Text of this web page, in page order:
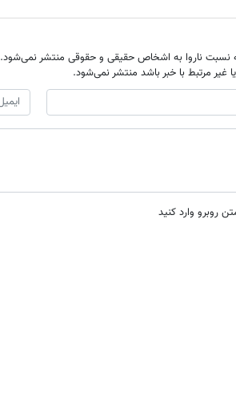
نسبت ناروا به اشخاص حقیقی و حقوقی منتشر نمی‌شود.
غیر مرتبط با خبر باشد منتشر نمی‌شود.
روبرو وارد کنید